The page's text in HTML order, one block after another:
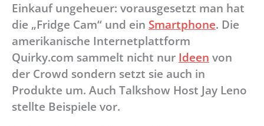
Einkauf ungeheuer: vorausgesetzt man hat
die „Fridge Cam“ und ein Smartphone. Die
amerikanische Internetplattform
Quirky.com sammelt nicht nur Ideen von
der Crowd sondern setzt sie auch in
Produkte um. Auch Talkshow Host Jay Leno
stellte Beispiele vor.